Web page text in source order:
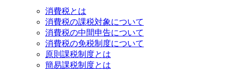
消費税とは
消費税の課税対象について
消費税の中間申告について
消費税の免税制度について
原則課税制度とは
簡易課税制度とは